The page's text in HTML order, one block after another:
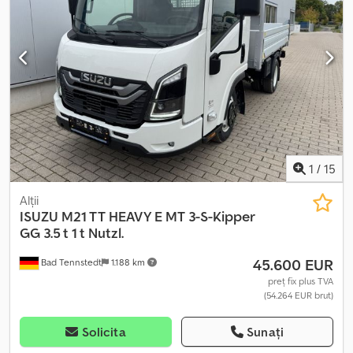
lift hidraulic din propria flotă, cu istoric verificabil. Echipare: cruise
control, aer condiționat, retarder, ABS, rezervor dublu de
combustibil, computer de bord, geamuri electrice etc. Csdexp
Tndepfx An Ijha Contactați-ne și pe WhatsApp/Viber. E-mail:
1 / 15
Bad Tennstedt 1.188 km
Alții
ISUZU M21 TT HEAVY E MT 3-S-Kipper
GG 3.5 t 1 t Nutzl.
45.600 EUR
preț fix plus TVA
(54.264 EUR brut)
Solicita Sunați